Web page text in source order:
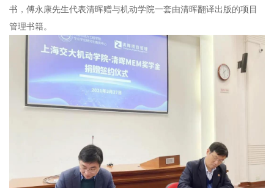
书，傅永康先生代表清晖赠与机动学院一套由清晖翻译出版的项目
管理书籍。